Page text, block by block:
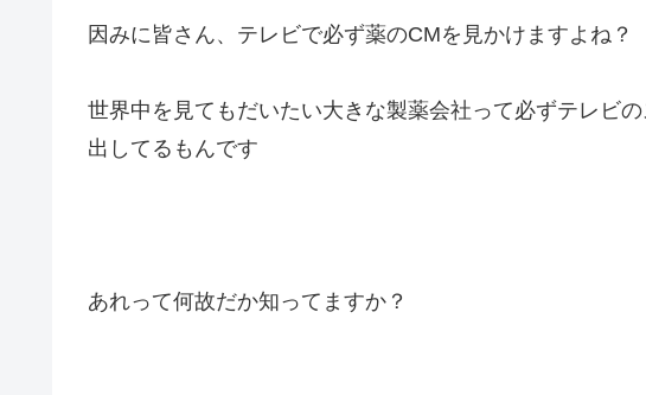
因みに皆さん、テレビで必ず薬のCMを見かけますよね？
世界中を見てもだいたい大きな製薬会社って必ずテレビ
出してるもんです
あれって何故だか知ってますか？